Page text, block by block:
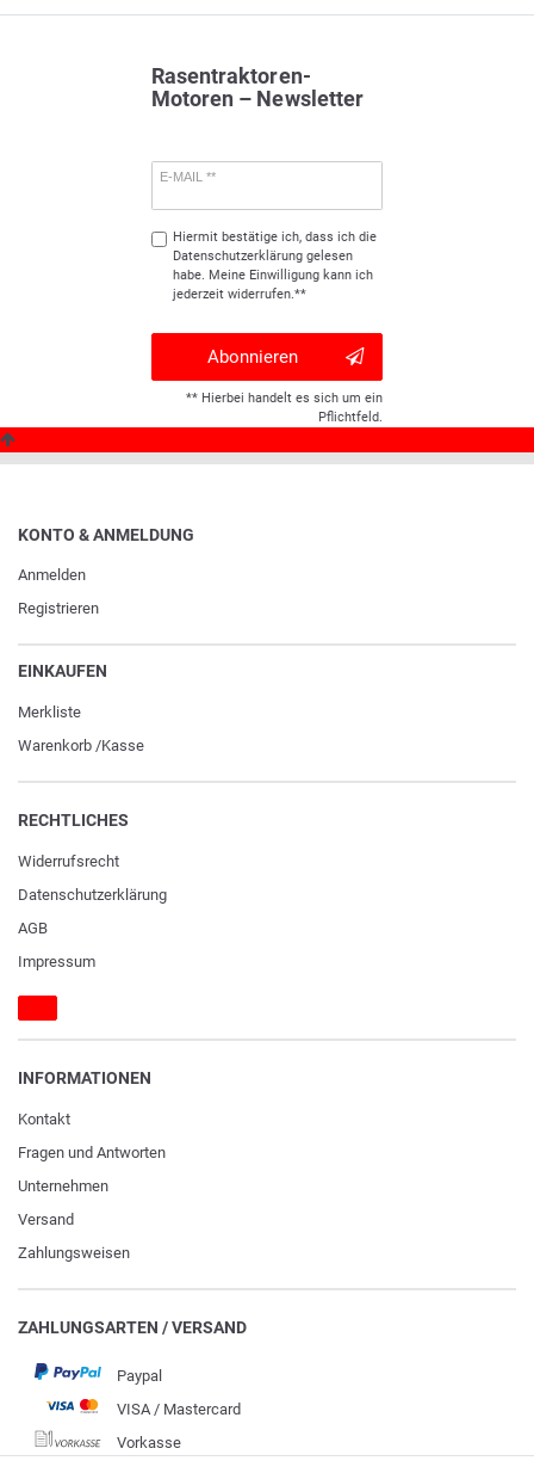
Rasentraktoren-
Motoren – Newsletter
E-MAIL **
Hiermit bestätige ich, dass ich die
Daten­schutz­erklärunggelesen
habe. Meine Einwilligung kann ich
jederzeit widerrufen.**
Abonnieren
** Hierbei handelt es sich um ein
Pflichtfeld.
KONTO & ANMELDUNG
Anmelden
Registrieren
EINKAUFEN
Merkliste
Warenkorb /Kasse
RECHTLICHES
Widerrufs­recht
Daten­schutz­erklärung
AGB
Impressum
INFORMATIONEN
Kontakt
Fragen und Antworten
Unternehmen
Versand
Zahlungsweisen
ZAHLUNGSARTEN / VERSAND
Paypal
VISA / Mastercard
Vorkasse